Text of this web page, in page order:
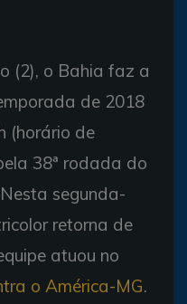
(2), o Bahia faz a
de 2018
(horário de
38ª rodada do
segunda-
retorna de
atuou no
o América-MG.